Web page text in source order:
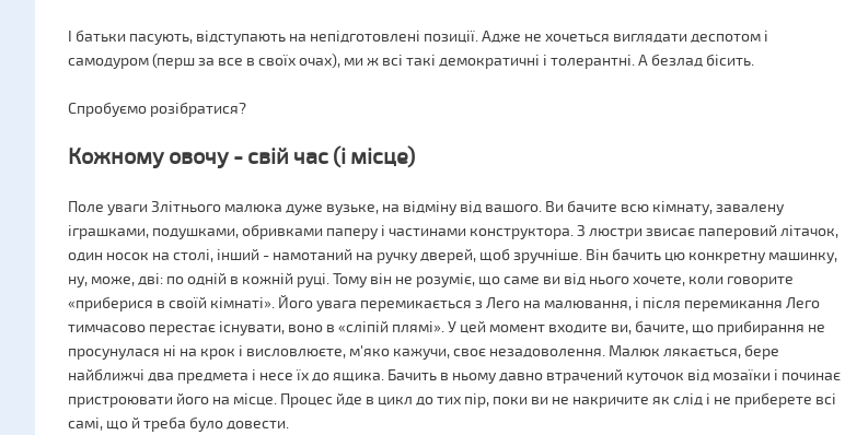
І батьки пасують, відступають на непідготовлені позиції. Адже не хочеться виглядати деспотом і
самодуром (перш за все в своїх очах), ми ж всі такі демократичні і толерантні. А безлад бісить.
Спробуємо розібратися?
Кожному овочу - свій час (і місце)
Поле уваги 3літнього малюка дуже вузьке, на відміну від вашого. Ви бачите всю кімнату, завалену
іграшками, подушками, обривками паперу і частинами конструктора. З люстри звисає паперовий літачок,
один носок на столі, інший - намотаний на ручку дверей, щоб зручніше. Він бачить цю конкретну машинку,
ну, може, дві: по одній в кожній руці. Тому він не розуміє, що саме ви від нього хочете, коли говорите
«приберися в своїй кімнаті». Його увага перемикається з Лего на малювання, і після перемикання Лего
тимчасово перестає існувати, воно в «сліпій плямі». У цей момент входите ви, бачите, що прибирання не
просунулася ні на крок і висловлюєте, м'яко кажучи, своє незадоволення. Малюк лякається, бере
найближчі два предмета і несе їх до ящика. Бачить в ньому давно втрачений куточок від мозаїки і починає
пристроювати його на місце. Процес йде в цикл до тих пір, поки ви не накричите як слід і не приберете всі
самі, що й треба було довести.